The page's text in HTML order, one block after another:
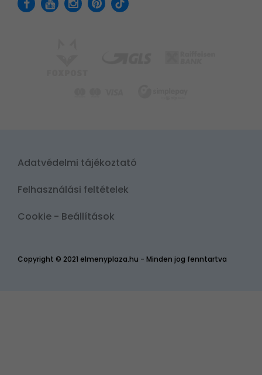
Copyright © 2021 elmenyplaza.hu - Minden jog fenntartva
Adatvédelmi tájékoztató
Felhasználási feltételek
Cookie - Beállítások